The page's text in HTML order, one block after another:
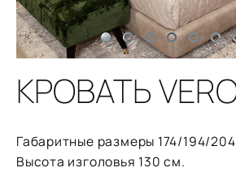
КРОВАТЬ
Габаритные размеры 174/194/
Высота изголовья 130 см.